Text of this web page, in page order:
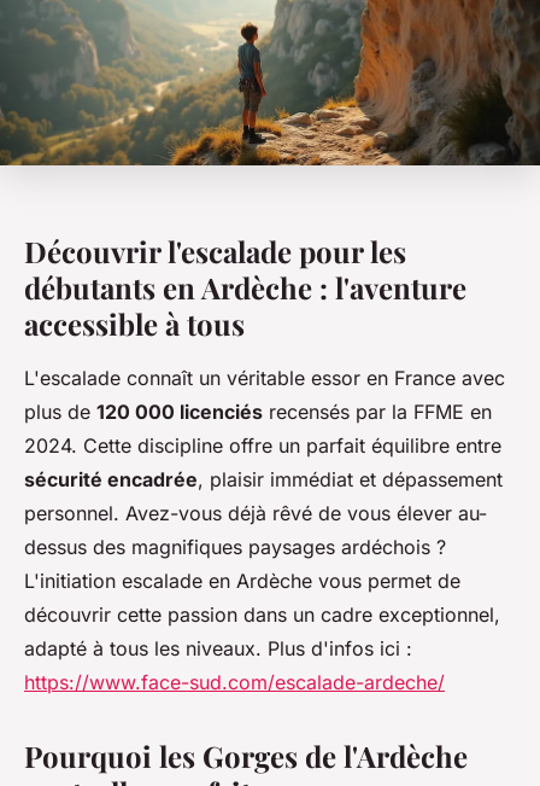
Découvrir l'escalade pour les
débutants en Ardèche : l'aventure
accessible à tous
L'escalade connaît un véritable essor en France avec
plus de 120 000 licenciés recensés par la FFME en
2024. Cette discipline offre un parfait équilibre entre
sécurité encadrée, plaisir immédiat et dépassement
personnel. Avez-vous déjà rêvé de vous élever au-
dessus des magnifiques paysages ardéchois ?
L'initiation escalade en Ardèche vous permet de
découvrir cette passion dans un cadre exceptionnel,
adapté à tous les niveaux. Plus d'infos ici :
https://www.face-sud.com/escalade-ardeche/
Pourquoi les Gorges de l'Ardèche